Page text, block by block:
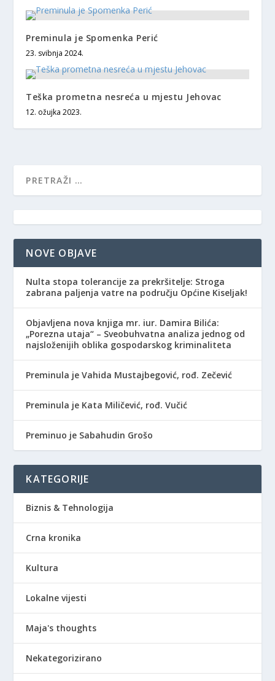
Preminula je Spomenka Perić
23. svibnja 2024.
Teška prometna nesreća u mjestu Jehovac
12. ožujka 2023.
NOVE OBJAVE
Nulta stopa tolerancije za prekršitelje: Stroga
zabrana paljenja vatre na području Općine Kiseljak!
Objavljena nova knjiga mr. iur. Damira Bilića:
„Porezna utaja“ – Sveobuhvatna analiza jednog od
najsloženijih oblika gospodarskog kriminaliteta
Preminula je Vahida Mustajbegović, rođ. Zečević
Preminula je Kata Miličević, rođ. Vučić
Preminuo je Sabahudin Grošo
KATEGORIJE
Biznis & Tehnologija
Crna kronika
Kultura
Lokalne vijesti
Maja's thoughts
Nekategorizirano